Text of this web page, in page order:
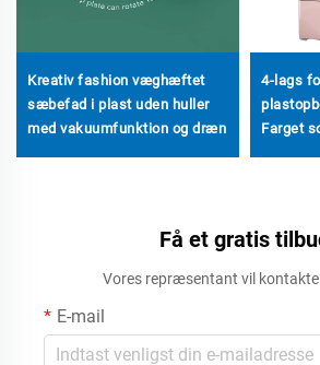
Kreativ fashion væghæftet
sæbefad i plast uden huller
med vakuumfunktion og dræn
4-lags
Farget
Få et gratis
Vores repræsentant vil
E-mail